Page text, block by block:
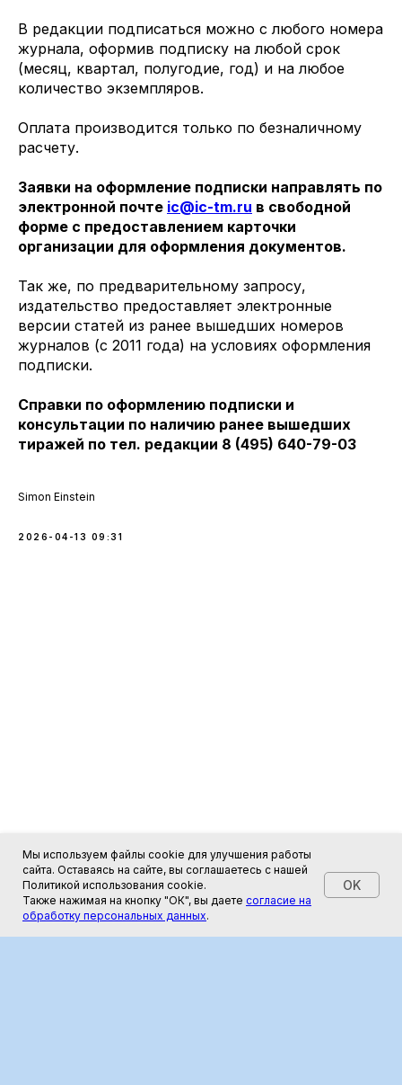
В редакции подписаться можно с любого номера
журнала, оформив подписку на любой срок
(месяц, квартал, полугодие, год) и на любое
количество экземпляров.
Оплата производится только по безналичному
расчету.
Заявки на оформление подписки направлять по
электронной почте ic@ic-tm.ru в свободной
форме с предоставлением карточки
организации для оформления документов.
Так же, по предварительному запросу,
издательство предоставляет электронные
версии статей из ранее вышедших номеров
журналов (с 2011 года) на условиях оформления
подписки.
Справки по оформлению подписки и
консультации по наличию ранее вышедших
тиражей по тел. редакции 8 (495) 640-79-03
Simon Einstein
2026-04-13 09:31
Мы используем файлы cookie для улучшения работы
сайта. Оставаясь на сайте, вы соглашаетесь с нашей
Политикой использования cookie.
Также нажимая на кнопку "ОК", вы даете согласие на
обработку персональных данных.
OK